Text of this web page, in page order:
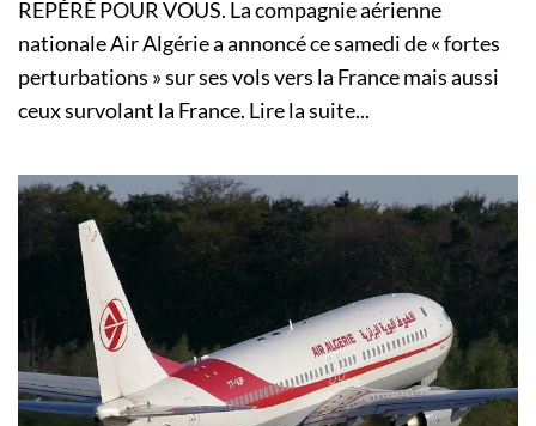
REPÉRÉ POUR VOUS. La compagnie aérienne
nationale Air Algérie a annoncé ce samedi de « fortes
perturbations » sur ses vols vers la France mais aussi
ceux survolant la France. Lire la suite...